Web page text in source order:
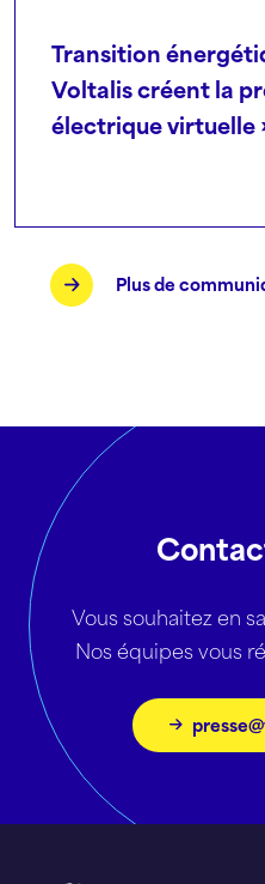
Transition
Voltalis créent la
électrique virtuelle
Plus de
Vous souhaitez en
Nos équipes vous